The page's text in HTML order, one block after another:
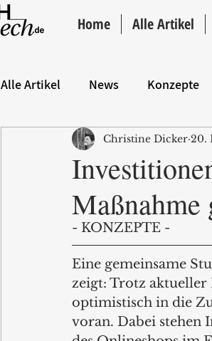
Home Alle Artikel
Alle Artikel News Konzepte
Hintergrund ANZEIGE
Maßnahme
Christine Dicker 20.
- KONZEPTE -
Eine gemeinsame
zeigt: Trotz
optimistisch in die
voran. Dabei stehen